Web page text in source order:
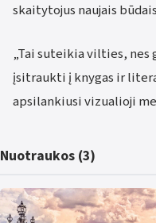
skaitytojus naujais
„Tai suteikia vilties,
įsitraukti į knygas ir
apsilankiusi vizualioji
Nuotraukos (3)